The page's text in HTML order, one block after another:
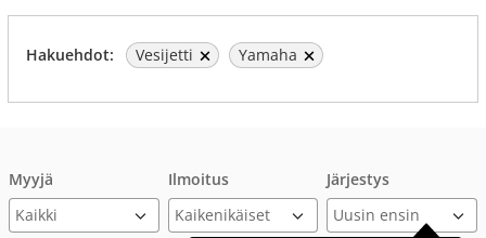
Hakuehdot: Vesijetti Yamaha
Myyjä Ilmoitus Järjestys